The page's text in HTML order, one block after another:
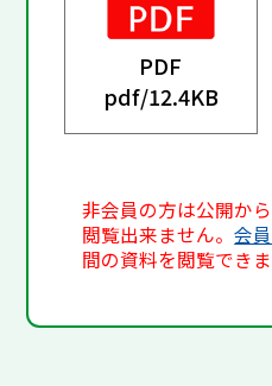
PDF
pdf/12.4KB
非会員の方は公開か
閲覧出来ません。会
間の資料を閲覧できま